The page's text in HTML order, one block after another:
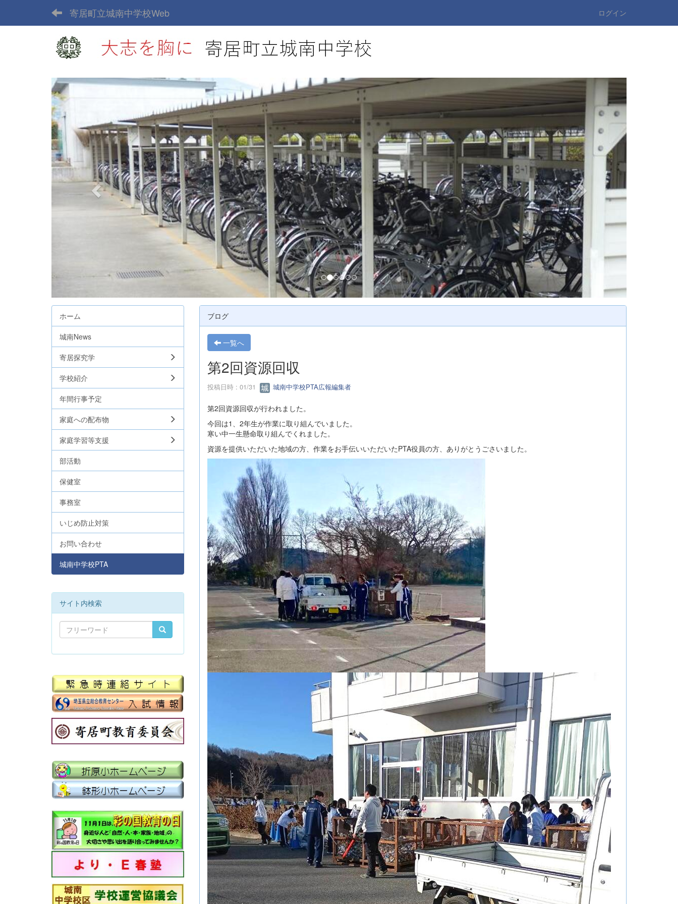
寄居町立城南中学校Web ログイン
p
v
i
o
u
s
n
e
x
t
ブログ
一覧へ
第2回資源回収
投稿日時 : 01/31 城南中学校PTA広報編集者
第2回資源回収が行われました。
今回は1、2年生が作業に取り組んでいました。
寒い中一生懸命取り組んでくれました。
資源を提供いただいた地域の方、作業をお手伝いいただいたPTA役員の方、ありがとうごさいました。
ホーム
城南News
寄居探究学
学校紹介
年間行事予定
家庭への配布物
家庭学習等支援
部活動
保健室
事務室
いじめ防止対策
お問い合わせ
城南中学校PTA
サイト内検索